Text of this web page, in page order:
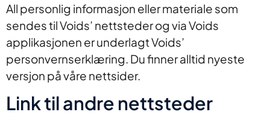
All personlig informasjon eller materiale som
sendes til Voids’ nettsteder og via Voids
applikasjonen er underlagt Voids’
personvernserklæring. Du finner alltid nyeste
versjon på våre nettsider.
Link til andre nettsteder